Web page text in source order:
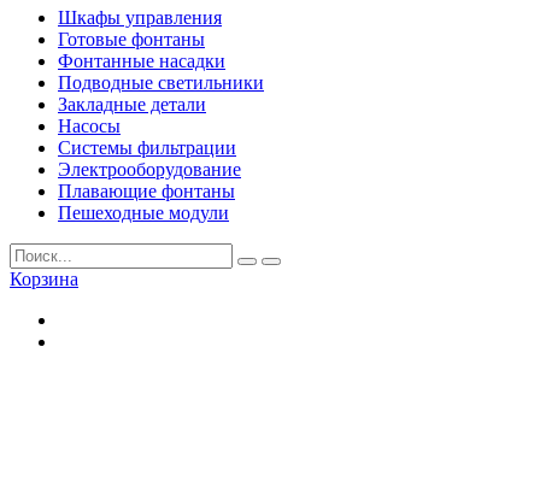
Шкафы управления
Готовые фонтаны
Фонтанные насадки
Подводные светильники
Закладные детали
Насосы
Системы фильтрации
Электрооборудование
Плавающие фонтаны
Пешеходные модули
Корзина